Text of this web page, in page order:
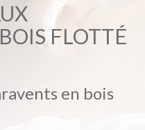
FLOTTÉ
en bois